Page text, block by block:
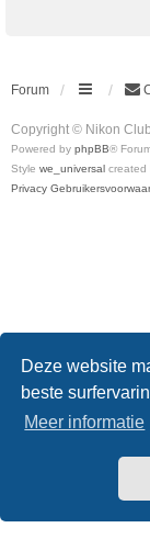
Deze website
beste
Meer informatie
Forum
Copyright © Nikon
Powered by phpBB®
Style we_universal created
Privacy